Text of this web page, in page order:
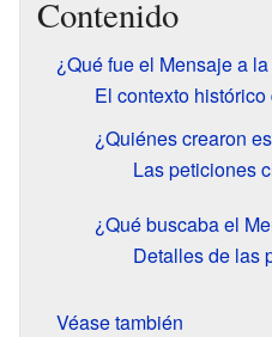
Contenido
¿Qué fue el Mensaje a
El contexto histórico
¿Quiénes crearon
Las peticiones
¿Qué buscaba el
Detalles de las
Véase también